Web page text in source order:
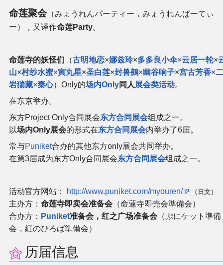
命莲聚会（みょうれんパーティー，みょうれんぱーてぃ
ー），又译作命莲Party。
命莲寺的妖怪们 （古明地恋×娜兹玲×多多良小伞×云居一轮×
山×村纱水蜜×寅丸星×圣白莲×封兽鵺×幽谷响子×宫古芳香×二
岩猯藏×秦心）Only的场内Only同人 展会类活动。
在东京举办。
东方Project Only合同展会东方合同展会组成之一。
以场内Only展会的形式在东方合同展会内举办了6届。
常与Puniket合办的其他东方only展会共同举办。
在第3届成为东方Only合同展会东方合同展会组成之一。
活动官方网站： http://www.puniket.com/myouren/ （日文）
主办方： 命莲寺即卖会准备会 （命蓮寺即売会準備会）
合办方： Puniket准备会，红之广场准备会 （ぷにケット準備
会，紅のひろば準備会）
历届信息
公式资料
游戏攻略
东方相关活动
其他相关项目
二次创作与活动
展会及活动导航
展会作品列表
商业二次创作
同人二次创作
同人社团列表